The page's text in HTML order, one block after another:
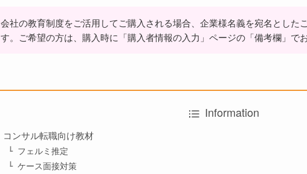
会社の教育制度をご活用してご購入される場合、企業様名義を宛名とした
す。ご希望の方は、購入時に「購入者情報の入力」ページの「備考欄」で
Information
コンサル転職向け教材
フェルミ推定
ケース面接対策